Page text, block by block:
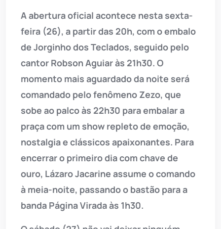
A abertura oficial acontece nesta sexta-
feira (26), a partir das 20h, com o embalo
de Jorginho dos Teclados, seguido pelo
cantor Robson Aguiar às 21h30. O
momento mais aguardado da noite será
comandado pelo fenômeno Zezo, que
sobe ao palco às 22h30 para embalar a
praça com um show repleto de emoção,
nostalgia e clássicos apaixonantes. Para
encerrar o primeiro dia com chave de
ouro, Lázaro Jacarine assume o comando
à meia-noite, passando o bastão para a
banda Página Virada às 1h30.